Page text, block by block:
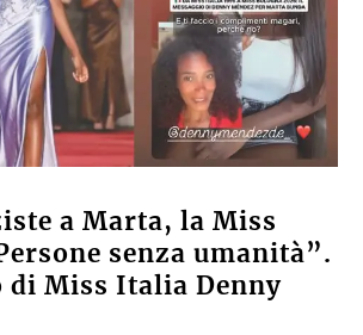
a Marta, la Miss
senza umanità”.
di Miss Italia Denny